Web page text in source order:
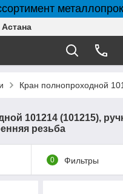
Кран полнопроходной
101214 (101215),
резьба
0 Фильтры